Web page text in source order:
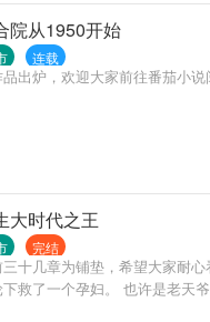
院从1950开始
连载
品出炉，欢迎大家前往番茄小
大时代之王
完结
三十几章为铺垫，希望大家耐
救了一个孕妇。 也许是老天